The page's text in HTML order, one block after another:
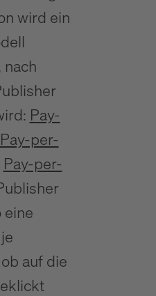
wird ein
Pay-
Pay-per-
Pay-per-
eine
auf die